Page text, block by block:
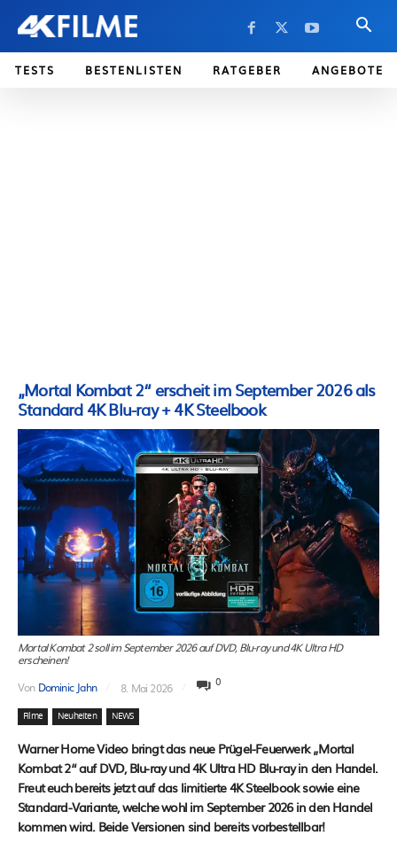
TESTS BESTENLISTEN RATGEBER ANGEBOTE
„Mortal Kombat 2“ erscheit im September 2026 als
Standard 4K Blu-ray + 4K Steelbook
Mortal Kombat 2 soll im September 2026 auf DVD, Blu-ray und 4K Ultra HD
erscheinen!
Von Dominic Jahn 8. Mai 2026 0
Filme Neuheiten NEWS
Warner Home Video bringt das neue Prügel-Feuerwerk „Mortal
Kombat 2“ auf DVD, Blu-ray und 4K Ultra HD Blu-ray in den Handel.
Freut euch bereits jetzt auf das limitierte 4K Steelbook sowie eine
Standard-Variante, welche wohl im September 2026 in den Handel
kommen wird. Beide Versionen sind bereits vorbestellbar!